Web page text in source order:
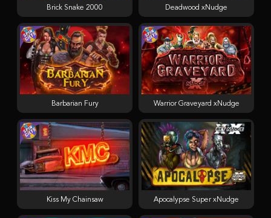
Apocalypse Super xNudge
Kiss My Chainsaw
Brick Snake 2000
Warrior Graveyard xNudge
Barbarian Fury
Deadwood xNudge